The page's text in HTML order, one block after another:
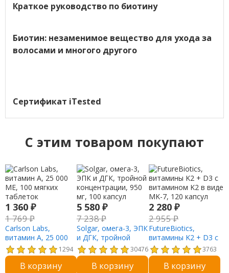
Краткое руководство по биотину
Биотин: незаменимое вещество для ухода за
волосами и многого другого
Сертификат iTested
C этим товаром покупают
1 360 ₽
1 769₽
Carlson Labs,
витамин A, 25 000
МЕ, 100 мягких
таблеток
1294
В корзину
5 580 ₽
7 238₽
Solgar, омега-3, ЭПК
и ДГК, тройной
концентрации, 950
мг, 100 капсул
30476
В корзину
2 280₽
2 955₽
FutureBiotics,
витамины K2 + D3 с
витамином K2 в виде
MK-7, 120 капсул
3763
В корзину